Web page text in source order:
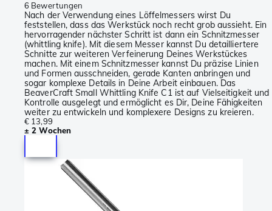
6 Bewertungen
Nach der Verwendung eines Löffelmessers wirst Du
feststellen, dass das Werkstück noch recht grob aussieht. Ein
hervorragender nächster Schritt ist dann ein Schnitzmesser
(whittling knife). Mit diesem Messer kannst Du detailliertere
Schnitte zur weiteren Verfeinerung Deines Werkstückes
machen. Mit einem Schnitzmesser kannst Du präzise Linien
und Formen ausschneiden, gerade Kanten anbringen und
sogar komplexe Details in Deine Arbeit einbauen. Das
BeaverCraft Small Whittling Knife C1 ist auf Vielseitigkeit und
Kontrolle ausgelegt und ermöglicht es Dir, Deine Fähigkeiten
weiter zu entwickeln und komplexere Designs zu kreieren.
€ 13,99
± 2 Wochen